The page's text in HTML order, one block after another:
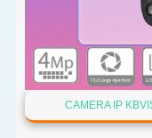
CAMERA IP